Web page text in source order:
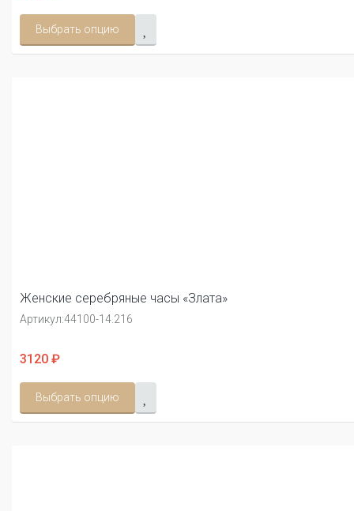
Выбрать опцию
Женские серебряные часы «Злата»
Артикул:44100-14.216
3120 ₽
Выбрать опцию